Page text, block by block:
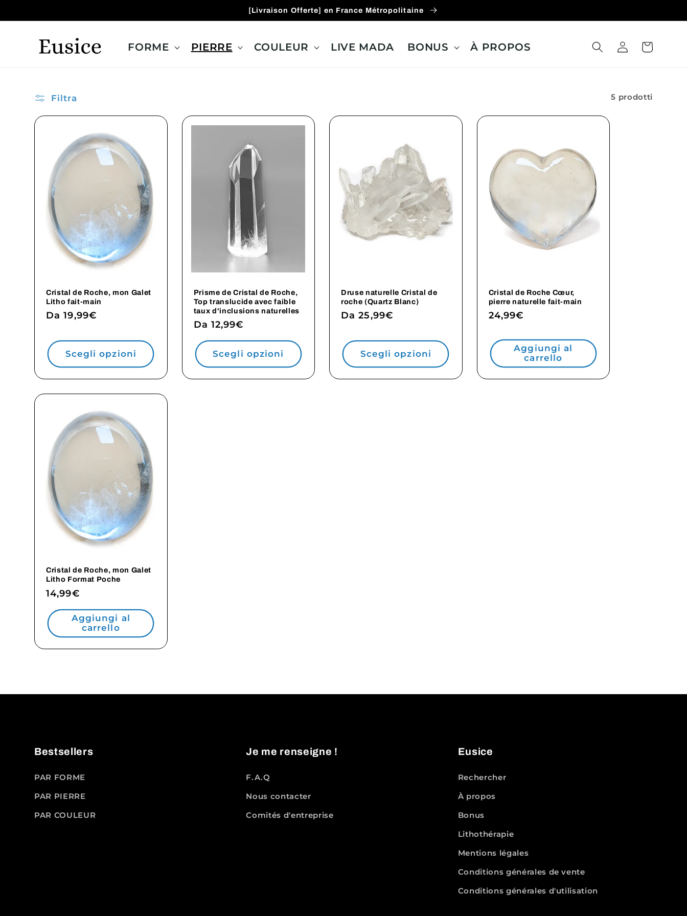
ai contenuti
[Livraison Offerte] en France Métropolitaine
FORME PIERRE COULEUR LIVE MADA BONUS À PROPOS Accedi Carrello
Filtra 5 prodotti
Cristal de Roche, mon Galet
Litho fait-main
Prezzo
listino
Da 19,99€
Scegli opzioni
Prisme de Cristal de Roche,
Top translucide avec faible
taux d'inclusions naturelles
Prezzo
listino
Da 12,99€
Scegli opzioni
Druse naturelle Cristal de
roche (Quartz Blanc)
Prezzo
listino
Da 25,99€
Scegli opzioni
Cristal de Roche Cœur,
pierre naturelle fait-main
Prezzo
listino
24,99€
Aggiungi al
carrello
Cristal de Roche, mon Galet
Litho Format Poche
Prezzo
listino
14,99€
Aggiungi al
carrello
Bestsellers
PAR FORME
PAR PIERRE
PAR COULEUR
Je me renseigne !
F.A.Q
Nous contacter
Comités d'entreprise
Eusice
Rechercher
À propos
Bonus
Lithothérapie
Mentions légales
Conditions générales de vente
Conditions générales d'utilisation